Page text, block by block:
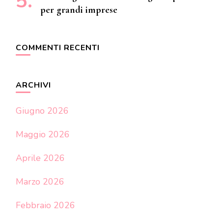
per grandi imprese
COMMENTI RECENTI
ARCHIVI
Giugno 2026
Maggio 2026
Aprile 2026
Marzo 2026
Febbraio 2026